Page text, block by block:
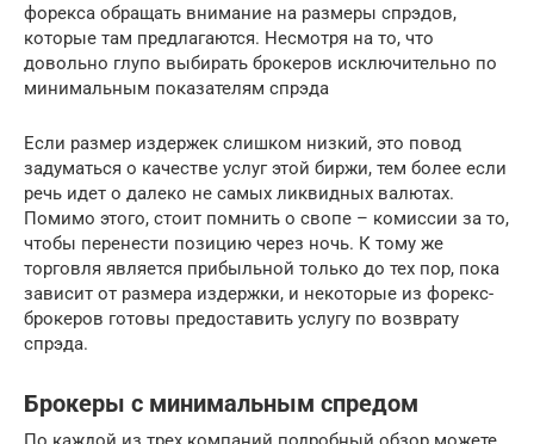
форекса обращать внимание на размеры спрэдов,
которые там предлагаются. Несмотря на то, что
довольно глупо выбирать брокеров исключительно по
минимальным показателям спрэда
Если размер издержек слишком низкий, это повод
задуматься о качестве услуг этой биржи, тем более если
речь идет о далеко не самых ликвидных валютах.
Помимо этого, стоит помнить о свопе – комиссии за то,
чтобы перенести позицию через ночь. К тому же
торговля является прибыльной только до тех пор, пока
зависит от размера издержки, и некоторые из форекс-
брокеров готовы предоставить услугу по возврату
спрэда.
Брокеры с минимальным спредом